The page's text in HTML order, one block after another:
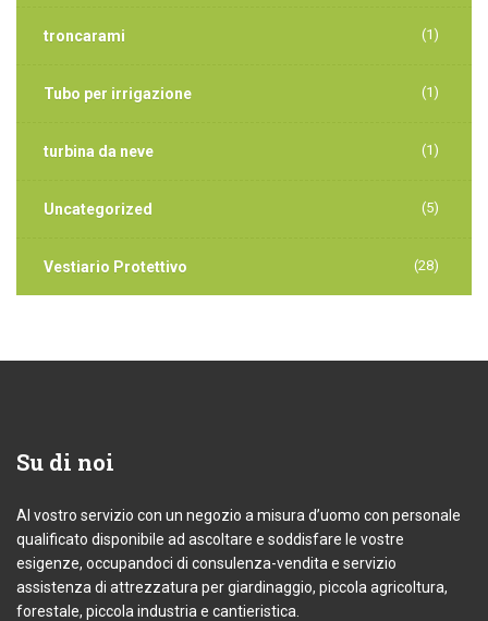
troncarami (1)
Tubo per irrigazione (1)
turbina da neve (1)
Uncategorized (5)
Vestiario Protettivo (28)
Su di noi
Al vostro servizio con un negozio a misura d’uomo con personale
qualificato disponibile ad ascoltare e soddisfare le vostre
esigenze, occupandoci di consulenza-vendita e servizio
assistenza di attrezzatura per giardinaggio, piccola agricoltura,
forestale, piccola industria e cantieristica.